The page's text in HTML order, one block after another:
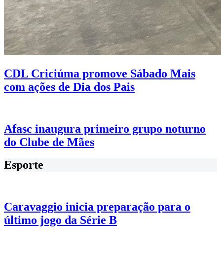
CDL Criciúma promove Sábado Mais
com ações de Dia dos Pais
Afasc inaugura primeiro grupo noturno
do Clube de Mães
Esporte
Caravaggio inicia preparação para o
último jogo da Série B